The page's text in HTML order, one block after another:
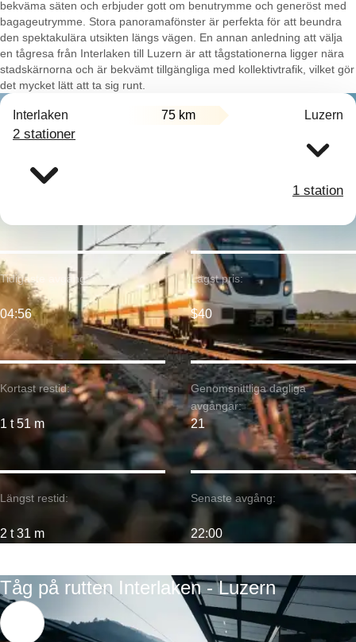
bekväma säten och erbjuder gott om benutrymme och generöst med
bagageutrymme. Stora panoramafönster är perfekta för att beundra
den spektakulära utsikten längs vägen. En annan anledning att välja
en tågresa från Interlaken till Luzern är att tågstationerna ligger nära
stadskärnorna och är bekvämt tillgängliga med kollektivtrafik, vilket gör
det mycket lätt att ta sig runt.
Interlaken 75 km Luzern
2 stationer
1 station
Kortast restid:
1 t 51 m
Tidigaste avgång:
04:56
Längst restid:
2 t 31 m
Lägst pris:
$40
Genomsnittliga dagliga
avgångar:
21
Senaste avgång:
22:00
Tåg på rutten Interlaken - Luzern